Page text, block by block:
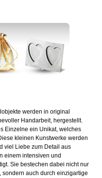
werden in original
Handarbeit, hergestellt.
Einzelne ein Unikat, welches
kleinen Kunstwerke werden
viel Liebe zum Detail aus
einem intensiven und
Sie bestechen dabei nicht nur
auch durch einzigartige